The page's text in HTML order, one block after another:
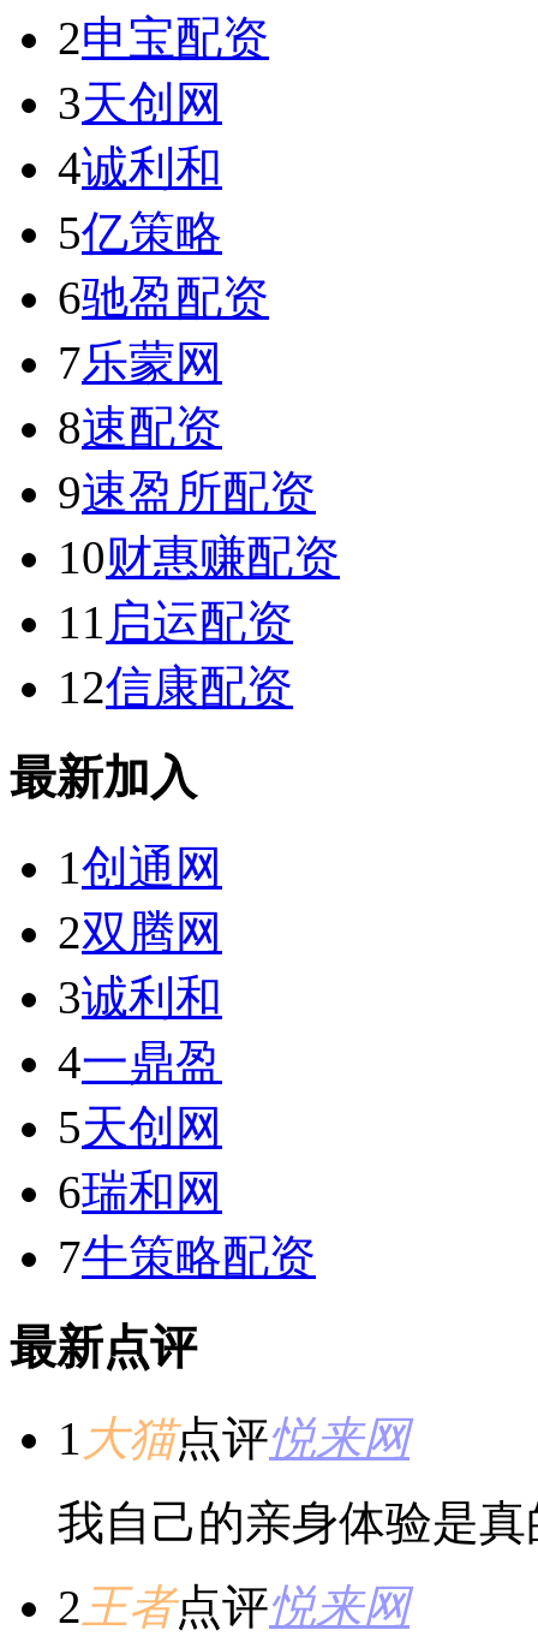
2申宝配资
3天创网
4诚利和
5亿策略
6驰盈配资
7乐蒙网
8速配资
9速盈所配资
10财惠赚配资
11 启运配资
12信康配资
最新加入
1创通网
2双腾网
3诚利和
4一鼎盈
5天创网
6瑞和网
7牛策略配资
最新点评
1 大猫点评悦来网
我自己的亲身体验是
2 王者点评悦来网